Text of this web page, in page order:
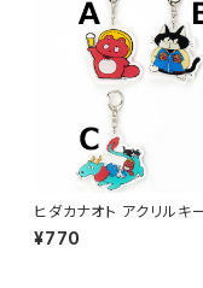
ヒダカナオト アクリルキ
ダー
¥770